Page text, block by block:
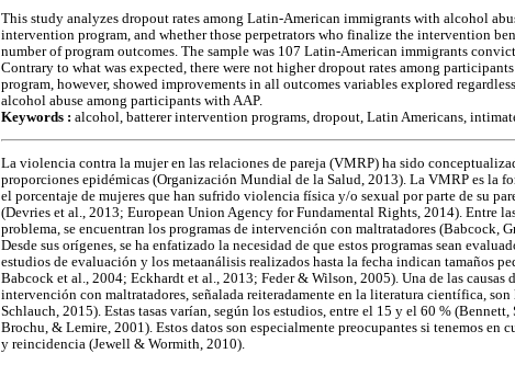
This study analyzes dropout rates among Latin-American immigrants with alcohol
intervention program, and whether those perpetrators who finalize the intervention
number of program outcomes. The sample was 107 Latin-American immigrants
Contrary to what was expected, there were not higher dropout rates among
program, however, showed improvements in all outcomes variables explored
alcohol abuse among participants with AAP.
Keywords : alcohol, batterer intervention programs, dropout, Latin Americans,
La violencia contra la mujer en las relaciones de pareja (VMRP) ha sido
proporciones epidémicas (Organización Mundial de la Salud, 2013). La VMRP es la
el porcentaje de mujeres que han sufrido violencia física y/o sexual por parte de su
(Devries et al., 2013; European Union Agency for Fundamental Rights, 2014). Entre
problema, se encuentran los programas de intervención con maltratadores (Babcock,
Desde sus orígenes, se ha enfatizado la necesidad de que estos programas sean
estudios de evaluación y los metaanálisis realizados hasta la fecha indican tamaños
Babcock et al., 2004; Eckhardt et al., 2013; Feder & Wilson, 2005). Una de las causas
intervención con maltratadores, señalada reiteradamente en la literatura científica,
Schlauch, 2015). Estas tasas varían, según los estudios, entre el 15 y el 60 %
Brochu, & Lemire, 2001). Estos datos son especialmente preocupantes si tenemos en
y reincidencia (Jewell & Wormith, 2010).